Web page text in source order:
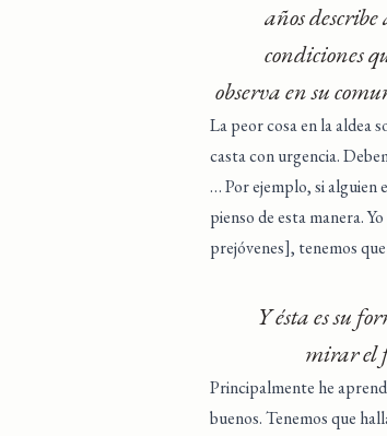
años describe
condiciones
observa en su
La peor cosa en la aldea
casta con urgencia.
… Por ejemplo, si alguien
pienso de esta manera.
prejóvenes], tenemos
Y ésta es su
mirar el
Principalmente he
buenos. Tenemos que